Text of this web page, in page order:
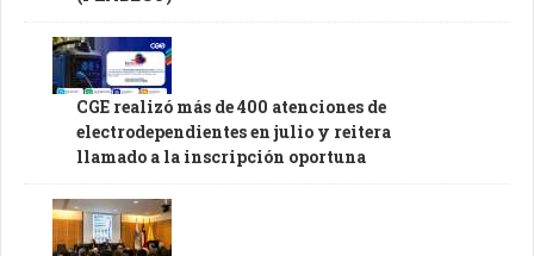
CGE realizó más de 400 atenciones de
electrodependientes en julio y reitera
llamado a la inscripción oportuna